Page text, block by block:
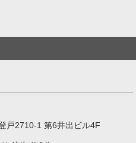
戸2710-1 第6井出ビル4F